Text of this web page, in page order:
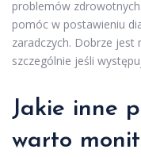
problemów
pomóc w postawieniu
zaradczych. Dobrze
szczególnie jeśli
Jakie inne
warto